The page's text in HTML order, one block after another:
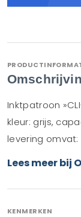
Inktpatroon
kleur: grijs,
levering omvat:
Lees meer bij
KENMERKEN